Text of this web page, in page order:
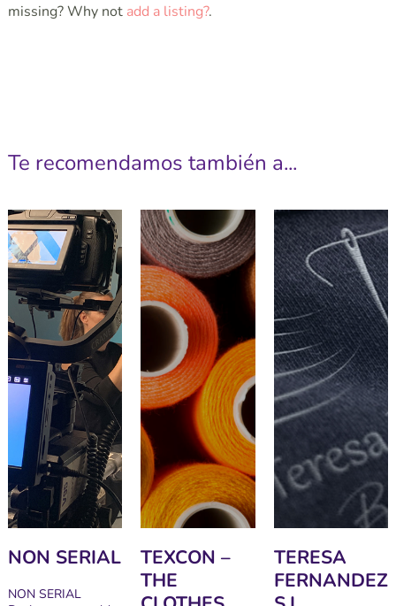
missing? Why not add a listing?.
Te recomendamos también a...
NON SERIAL
NON SERIAL
TEXCON –
THE
TERESA
FERNANDEZ